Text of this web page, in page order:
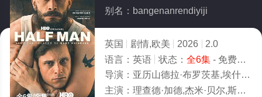
别名：bangenanrendiyiji
英国 剧情,欧美 2026
2.0
语言： 英语 状态： 全6集- 免费在线观看
导演： 亚历山德拉·布罗茨基,埃什雷夫·雷布罗克
主演： 理查德·加德,杰米·贝尔,斯图尔特·坎贝尔,米切尔·罗伯森,内芙·麦克因托什,玛丽安娜·麦克沃尔,查理·德·梅洛,比拉尔·哈斯纳,朱莉·库伦,艾米·曼